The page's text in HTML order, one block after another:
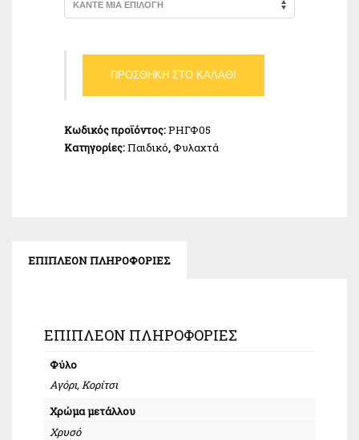
παιδικό
Χρυσό
ποσότητα
ΠΡΟΣΘΉΚΗ ΣΤΟ ΚΑΛΆΘΙ
Κωδικός προϊόντος:ΡΗΓΦ05
Κατηγορίες:Παιδικό,Φυλαχτά
ΕΠΙΠΛΈΟΝ ΠΛΗΡΟΦΟΡΊΕΣ
ΕΠΙΠΛΈΟΝ ΠΛΗΡΟΦΟΡΊΕΣ
Φύλο
Αγόρι, Κορίτσι
Χρώμα μετάλλου
Χρυσό